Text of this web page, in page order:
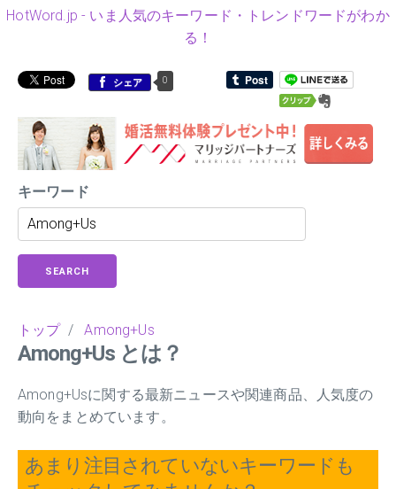
HotWord.jp - いま人気のキーワード・トレンドワードがわか
る！
シェア 0
キーワード
SEARCH
トップ/Among+Us
Among+Us とは？
Among+Usに関する最新ニュースや関連商品、人気度の
動向をまとめています。
あまり注目されていないキーワードも